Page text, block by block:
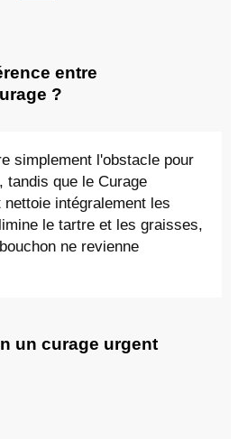
entre
?
simplement l'obstacle pour
tandis que le Curage
intégralement les
le tartre et les graisses,
ne revienne
un curage urgent